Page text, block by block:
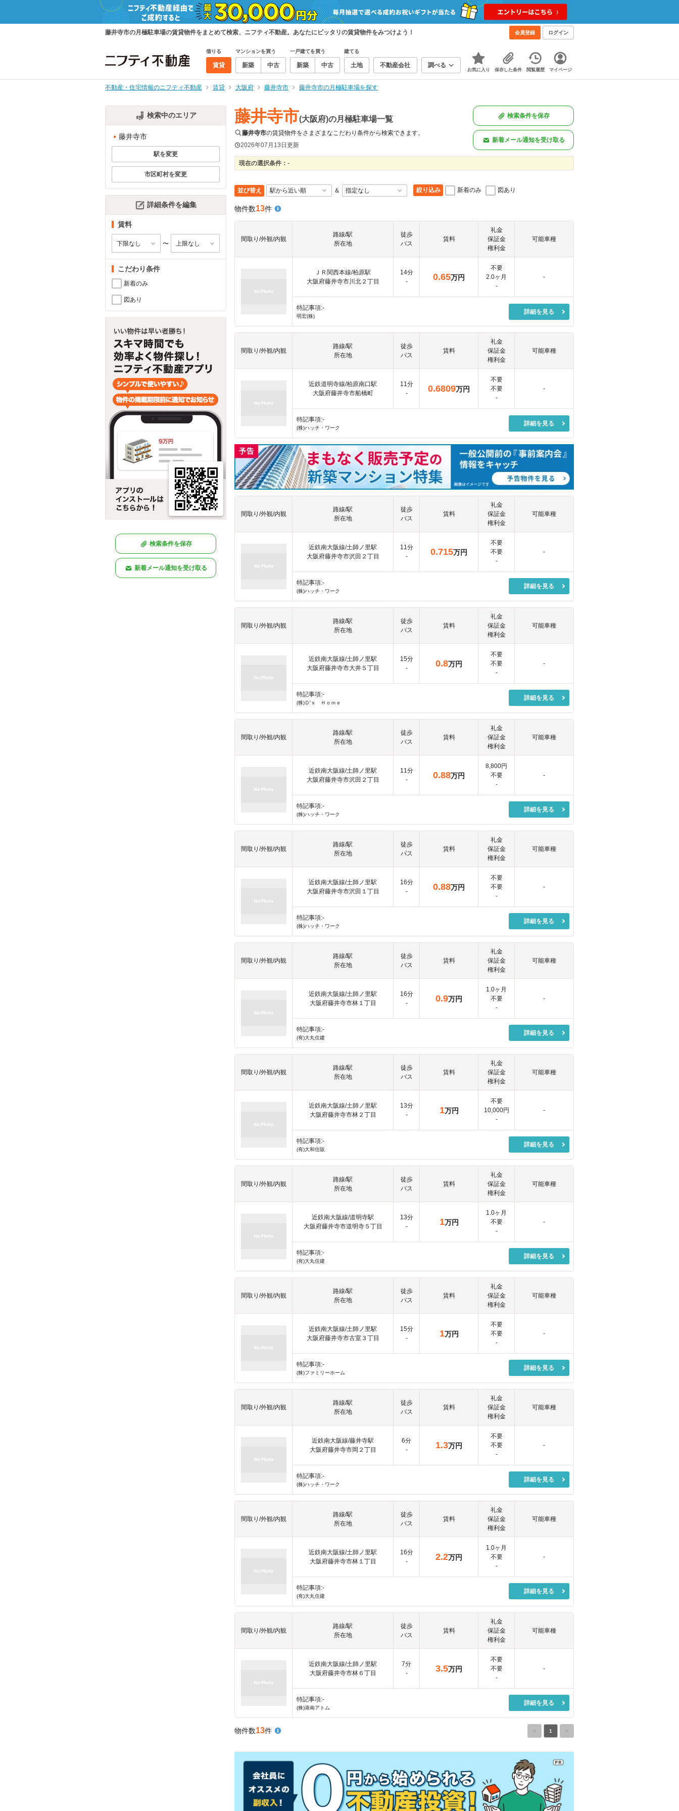
藤井寺市の月極駐車場の賃貸物件をまとめて検索、ニフティ不動産。あなたにピッタリの賃貸物件をみつけよう！ 会員登録 ログイン
借りる
賃貸
マンションを買う
新築 中古
一戸建てを買う
新築 中古
建てる
土地 不動産会社 調べる
お気に入り 保存した条件 閲覧履歴 マイページ
不動産・住宅情報のニフティ不動産 賃貸 大阪府 藤井寺市 藤井寺市の月極駐車場を探す
検索中のエリア
藤井寺市
駅を変更
市区町村を変更
詳細条件を編集
賃料
〜
こだわり条件
新着のみ
図あり
検索条件を保存
新着メール通知を受け取る
藤井寺市(大阪府)の月極駐車場一覧
藤井寺市の賃貸物件をさまざまなこだわり条件から検索できます。
2026年07月13日更新
検索条件を保存
新着メール通知を受け取る
現在の選択条件： -
並び替え ＆ 絞り込み 新着のみ 図あり
物件数13件
間取り/外観/内観
路線/駅
所在地
徒歩
バス
賃料
礼金
保証金
権利金
可能車種
ＪＲ関西本線/柏原駅
大阪府藤井寺市川北２丁目
14分
-
0.65万円
不要
2.0ヶ月
-
-
特記事項:-
明宏(株)
詳細を見る
間取り/外観/内観
路線/駅
所在地
徒歩
バス
賃料
礼金
保証金
権利金
可能車種
近鉄道明寺線/柏原南口駅
大阪府藤井寺市船橋町
11分
-
0.6809万円
不要
不要
-
-
特記事項:-
(株)ハッチ・ワーク
詳細を見る
間取り/外観/内観
路線/駅
所在地
徒歩
バス
賃料
礼金
保証金
権利金
可能車種
近鉄南大阪線/土師ノ里駅
大阪府藤井寺市沢田２丁目
11分
-
0.715万円
不要
不要
-
-
特記事項:-
(株)ハッチ・ワーク
詳細を見る
間取り/外観/内観
路線/駅
所在地
徒歩
バス
賃料
礼金
保証金
権利金
可能車種
近鉄南大阪線/土師ノ里駅
大阪府藤井寺市大井５丁目
15分
-
0.8万円
不要
不要
-
-
特記事項:-
(株)Ｄ′ｓ Ｈｏｍｅ
詳細を見る
間取り/外観/内観
路線/駅
所在地
徒歩
バス
賃料
礼金
保証金
権利金
可能車種
近鉄南大阪線/土師ノ里駅
大阪府藤井寺市沢田２丁目
11分
-
0.88万円
8,800円
不要
-
-
特記事項:-
(株)ハッチ・ワーク
詳細を見る
間取り/外観/内観
路線/駅
所在地
徒歩
バス
賃料
礼金
保証金
権利金
可能車種
近鉄南大阪線/土師ノ里駅
大阪府藤井寺市沢田１丁目
16分
-
0.88万円
不要
不要
-
-
特記事項:-
(株)ハッチ・ワーク
詳細を見る
間取り/外観/内観
路線/駅
所在地
徒歩
バス
賃料
礼金
保証金
権利金
可能車種
近鉄南大阪線/土師ノ里駅
大阪府藤井寺市林１丁目
16分
-
0.9万円
1.0ヶ月
不要
-
-
特記事項:-
(有)大丸住建
詳細を見る
間取り/外観/内観
路線/駅
所在地
徒歩
バス
賃料
礼金
保証金
権利金
可能車種
近鉄南大阪線/土師ノ里駅
大阪府藤井寺市林２丁目
13分
-
1万円
不要
10,000円
-
-
特記事項:-
(有)大和住販
詳細を見る
間取り/外観/内観
路線/駅
所在地
徒歩
バス
賃料
礼金
保証金
権利金
可能車種
近鉄南大阪線/道明寺駅
大阪府藤井寺市道明寺５丁目
13分
-
1万円
1.0ヶ月
不要
-
-
特記事項:-
(有)大丸住建
詳細を見る
間取り/外観/内観
路線/駅
所在地
徒歩
バス
賃料
礼金
保証金
権利金
可能車種
近鉄南大阪線/土師ノ里駅
大阪府藤井寺市古室３丁目
15分
-
1万円
不要
不要
-
-
特記事項:-
(株)ファミリーホーム
詳細を見る
間取り/外観/内観
路線/駅
所在地
徒歩
バス
賃料
礼金
保証金
権利金
可能車種
近鉄南大阪線/藤井寺駅
大阪府藤井寺市岡２丁目
6分
-
1.3万円
不要
不要
-
-
特記事項:-
(株)ハッチ・ワーク
詳細を見る
間取り/外観/内観
路線/駅
所在地
徒歩
バス
賃料
礼金
保証金
権利金
可能車種
近鉄南大阪線/土師ノ里駅
大阪府藤井寺市林１丁目
16分
-
2.2万円
1.0ヶ月
不要
-
-
特記事項:-
(有)大丸住建
詳細を見る
間取り/外観/内観
路線/駅
所在地
徒歩
バス
賃料
礼金
保証金
権利金
可能車種
近鉄南大阪線/土師ノ里駅
大阪府藤井寺市林６丁目
7分
-
3.5万円
不要
不要
-
-
特記事項:-
(株)港南アトム
詳細を見る
物件数13件 < 1 >